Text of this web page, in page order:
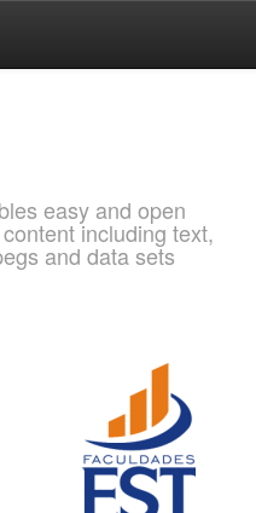
easy and open
including text,
and data sets